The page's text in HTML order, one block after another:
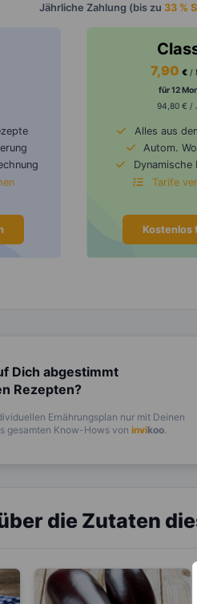
Jährliche Zahlung (bis zu 33 %
7,90 € /
für 12
94,80 € /
Alles aus
Autom.
Dynamische
Tarife
Kostenlos
Dich abgestimmt
Rezepten?
Ernährungsplan nur mit Deinen
gesamten Know-Hows von invikoo.
die Zutaten